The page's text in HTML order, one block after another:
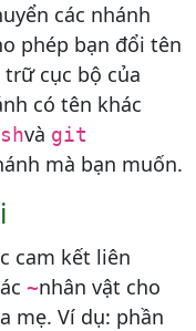
các nhánh
phép bạn đổi tên
cục bộ của
có tên khác
và git
mà bạn muốn.
cam kết liên
~nhân vật cho
mẹ. Ví dụ: phần